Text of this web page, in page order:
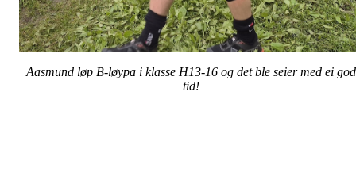
Aasmund løp B-løypa i klasse H13-16 og det ble seier med ei god
tid!